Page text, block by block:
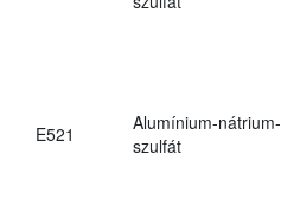
E521
Alumínium-nátrium-
szulfát